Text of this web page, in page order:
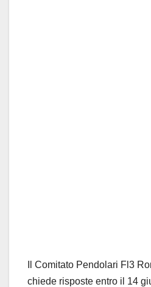
Il Comitato Pendolari Fl3
chiede risposte entro il 14